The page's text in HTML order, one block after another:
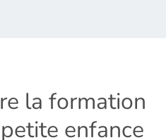
la formation
enfance